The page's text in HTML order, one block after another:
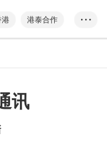
港
港泰合作
一带一路
• • •
讯